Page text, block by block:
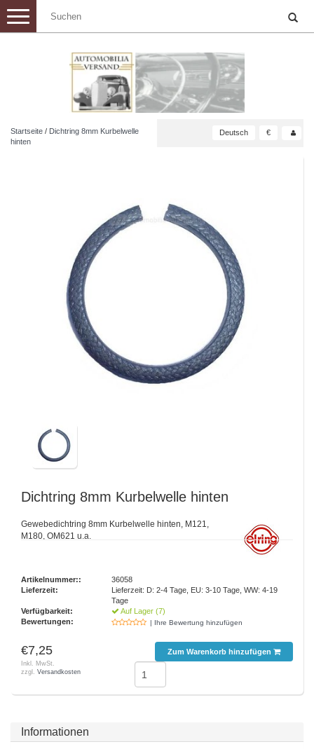
Toggle
navigation
Startseite / Dichtring 8mm Kurbelwelle
hinten
Deutsch €
Dichtring 8mm Kurbelwelle hinten
Gewebedichtring 8mm Kurbelwelle hinten, M121,
M180, OM621 u.a.
Artikelnummer::
36058
Lieferzeit:
Lieferzeit: D: 2-4 Tage, EU: 3-10 Tage, WW: 4-19
Tage
Verfügbarkeit:
Auf Lager (7)
Bewertungen:
| Ihre Bewertung hinzufügen
€7,25
Inkl. MwSt.
zzgl. Versandkosten
Zum Warenkorb hinzufügen
Informationen